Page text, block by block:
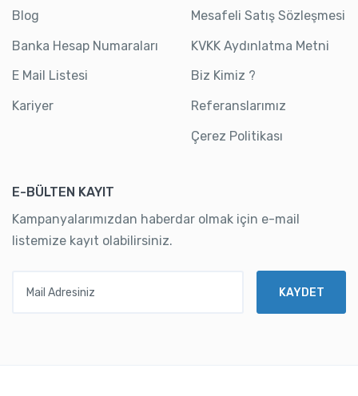
Blog
Banka Hesap Numaraları
E Mail Listesi
Kariyer
Mesafeli Satış Sözleşmesi
KVKK Aydınlatma Metni
Biz Kimiz ?
Referanslarımız
Çerez Politikası
E-BÜLTEN KAYIT
Kampanyalarımızdan haberdar olmak için e-mail
listemize kayıt olabilirsiniz.
KAYDET